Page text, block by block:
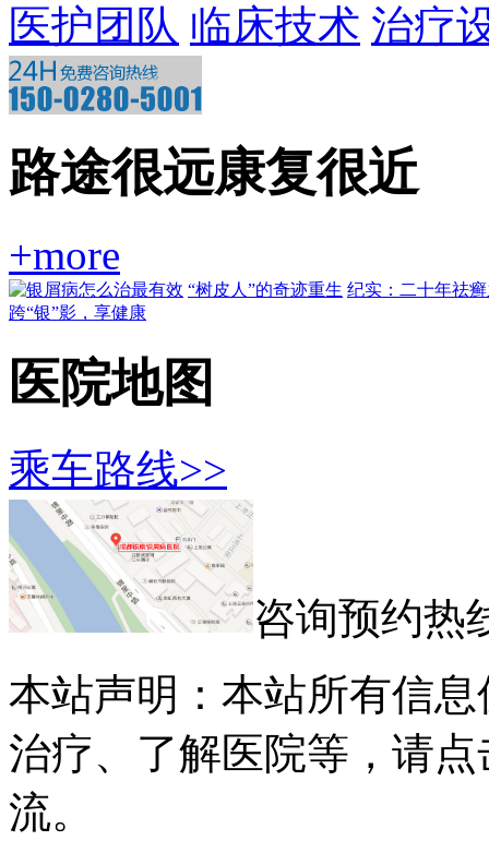
医护团队 临床技术 治疗
路途很远康复很近
+more
“树皮人”的奇迹重生 纪实：二十年祛
跨“银”影，享健康
医院地图
乘车路线>>
咨询预约热
本站声明：本站所有信
治疗、了解医院等，请
流。